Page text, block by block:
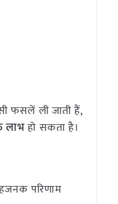
फसलें ली जाती हैं,
लाभहो सकता है।
परिणाम